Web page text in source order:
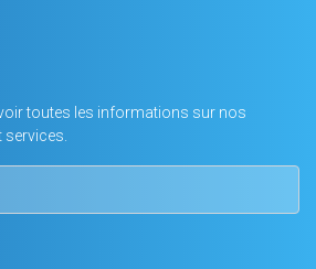
toutes les informations sur nos